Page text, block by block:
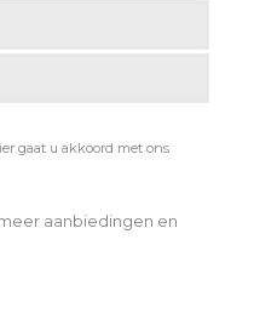
gaat u akkoord met ons
aanbiedingen en